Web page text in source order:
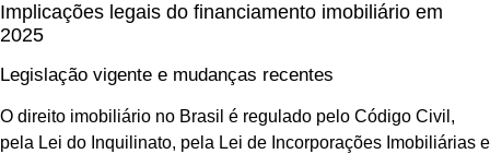
Implicações legais do financiamento imobiliário em
2025
Legislação vigente e mudanças recentes
O direito imobiliário no Brasil é regulado pelo Código Civil,
pela Lei do Inquilinato, pela Lei de Incorporações Imobiliárias e